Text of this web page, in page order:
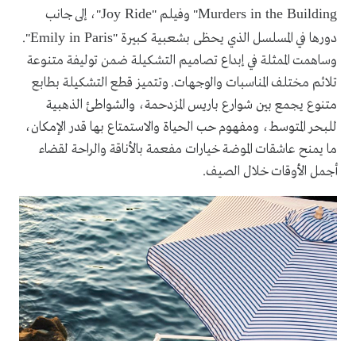
Murders in the Building" وفيلم "Joy Ride"، إلى جانب
دورها في المسلسل الذي يحظى بشعبية كبيرة "Emily in Paris
".
وساهمت الممثلة في إبداع تصاميم التشكيلة ضمن توليفة متنوعة
تلائم مختلف المناسبات والوجهات. وتتميز قطع التشكيلة بطابع
متنوع يجمع بين شوارع باريس المزدحمة، والشواطئ الذهبية
للبحر المتوسط، ومفهوم حب الحياة والاستمتاع بها قدر الإمكان،
ما يمنح عاشقات الموضة خيارات مفعمة بالأناقة والراحة لقضاء
أجمل الأوقات خلال الصيف.